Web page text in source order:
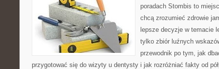
poradach Stombis to
chcą zrozumieć zdrowie
lepsze decyzje w temacie
tylko zbiór luźnych
przewodnik po tym, jak
przygotować się do wizyty u dentysty i jak rozróżniać fakty od